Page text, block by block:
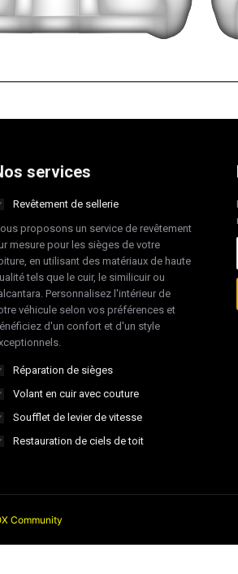
services
Revêtement de sellerie
proposons un service de revêtement
mesure pour les sièges de votre
en utilisant des matériaux de haute
tels que le cuir, le similicuir ou
Personnalisez l'intérieur de
véhicule selon vos préférences et
d'un confort et d'un style
Réparation de sièges
Volant en cuir avec couture
Soufflet de levier de vitesse
Restauration de ciels de toit
Community